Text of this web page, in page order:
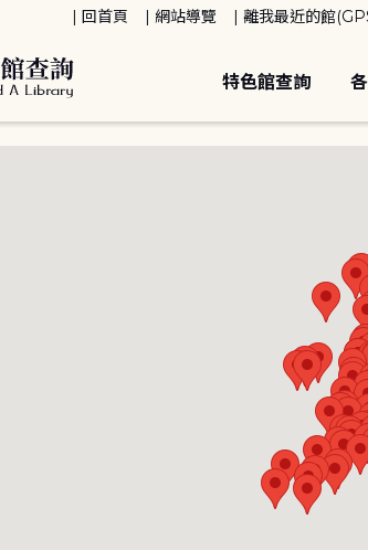
回首頁 網站導覽 離我最近的館
特色館查詢